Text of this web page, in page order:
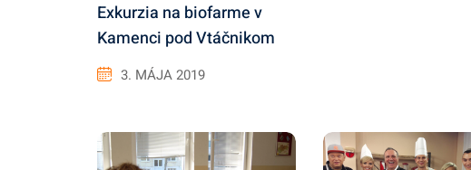
Exkurzia na biofarme v
Kamenci pod Vtáčnikom
3. MÁJA 2019